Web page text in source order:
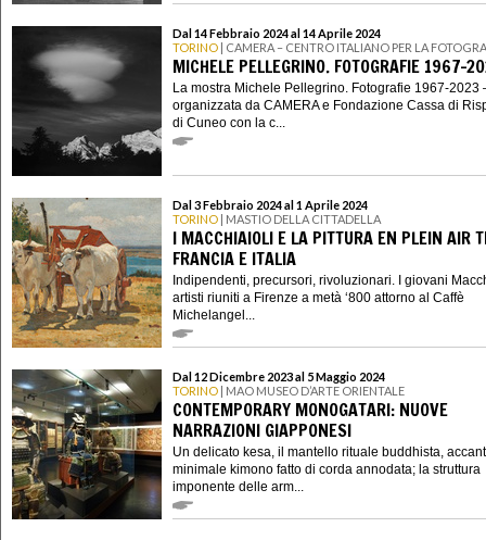
Dal 14 Febbraio 2024 al 14 Aprile 2024
TORINO | CAMERA – CENTRO ITALIANO PER LA
MICHELE PELLEGRINO. FOTOGRAFIE 1967-
La mostra Michele Pellegrino. Fotografie 1967-2023
organizzata da CAMERA e Fondazione Cassa di
di Cuneo con la c...
Dal 3 Febbraio 2024 al 1 Aprile 2024
TORINO | MASTIO DELLA CITTADELLA
I MACCHIAIOLI E LA PITTURA EN PLEIN AIR
FRANCIA E ITALIA
Indipendenti, precursori, rivoluzionari. I giovani
artisti riuniti a Firenze a metà ‘800 attorno al Caffè
Michelangel...
Dal 12 Dicembre 2023 al 5 Maggio 2024
TORINO | MAO MUSEO D’ARTE ORIENTALE
CONTEMPORARY MONOGATARI: NUOVE
NARRAZIONI GIAPPONESI
Un delicato kesa, il mantello rituale buddhista,
minimale kimono fatto di corda annodata; la struttura
imponente delle arm...